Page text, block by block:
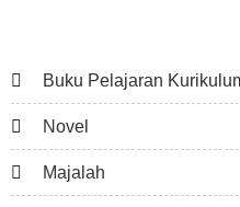
Buku Pelajaran
Novel
Majalah